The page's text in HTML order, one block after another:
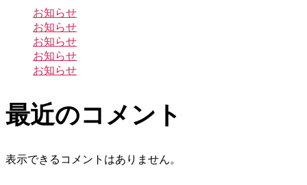
送
お知らせ
お知らせ
お知らせ
お知らせ
お知らせ
最近のコメント
表示できるコメントはありません。